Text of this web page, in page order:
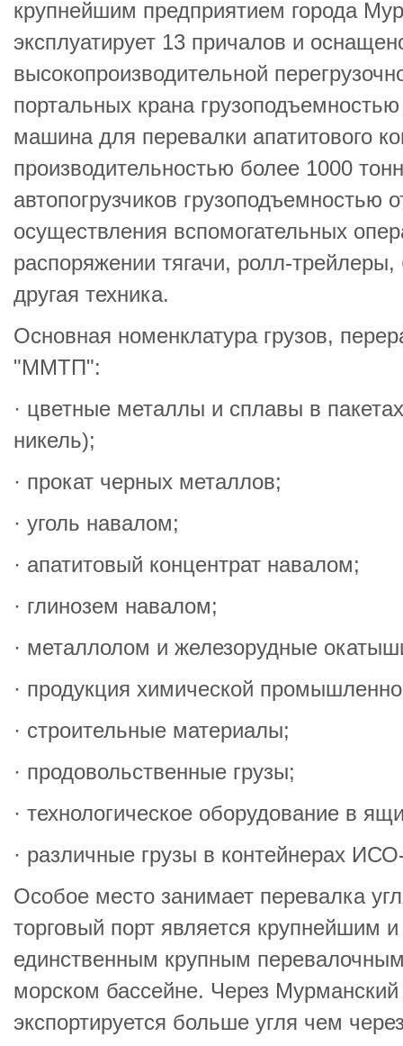
крупнейшим предприятием города
эксплуатирует 13 причалов и
высокопроизводительной
портальных крана
машина для перевалки апатитового
производительностью более 1000
автопогрузчиков грузоподъемностью
осуществления вспомогательных
распоряжении тягачи, ролл-
другая техника.
Основная номенклатура грузов,
"ММТП":
· цветные металлы и сплавы в
никель);
· прокат черных металлов;
· уголь навалом;
· апатитовый концентрат навалом;
· глинозем навалом;
· металлолом и железорудные
· продукция химической
· строительные материалы;
· продовольственные грузы;
· технологическое оборудование в
· различные грузы в контейнерах
Особое место занимает перевалка
торговый порт является крупнейшим и
единственным крупным
морском бассейне. Через Мурманский
экспортируется больше угля чем